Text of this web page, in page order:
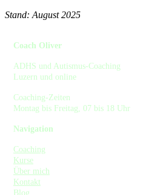
Stand: August 2025
Coach Oliver
ADHS und Autismus-Coaching
Luzern und online
Coaching-Zeiten
Montag bis Freitag, 07 bis 18 Uhr
Navigation
Coaching
Kurse
Über mich
Kontakt
Blog